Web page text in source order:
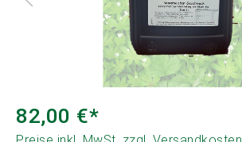
82,00 €*